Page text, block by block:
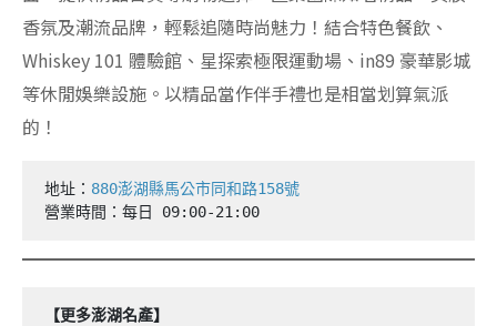
香氛及潮流品牌，輕鬆追隨時尚魅力！結合特色餐飲、
Whiskey 101 體驗館、星探索極限運動場、in89 豪華影城
等休閒娛樂設施。以精品當作伴手禮也是相當划算氣派
的！
地址： 880澎湖縣馬公市同和路158號
營業時間：每日 09:00-21:00
【更多澎湖名產】